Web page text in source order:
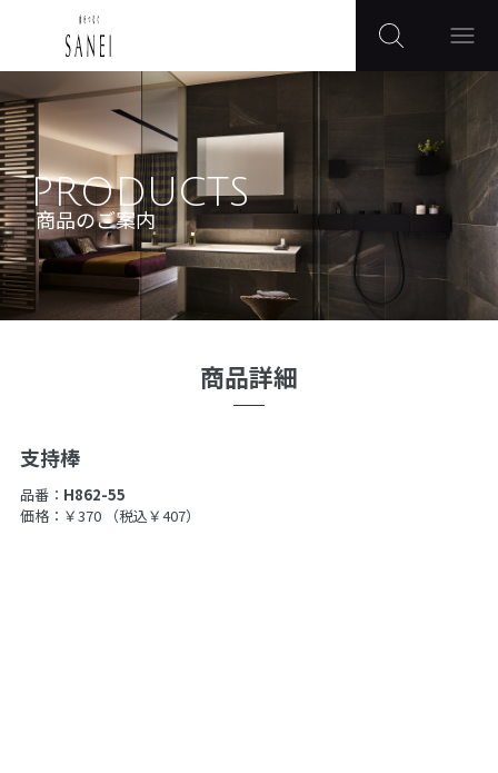
PRODUCTS
商品のご案内
商品詳細
支持棒
品番： H862-55
価格：￥370
（税込￥407）